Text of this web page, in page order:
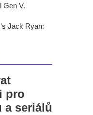
Gen V.
Jack Ryan:
pro
a seriálů